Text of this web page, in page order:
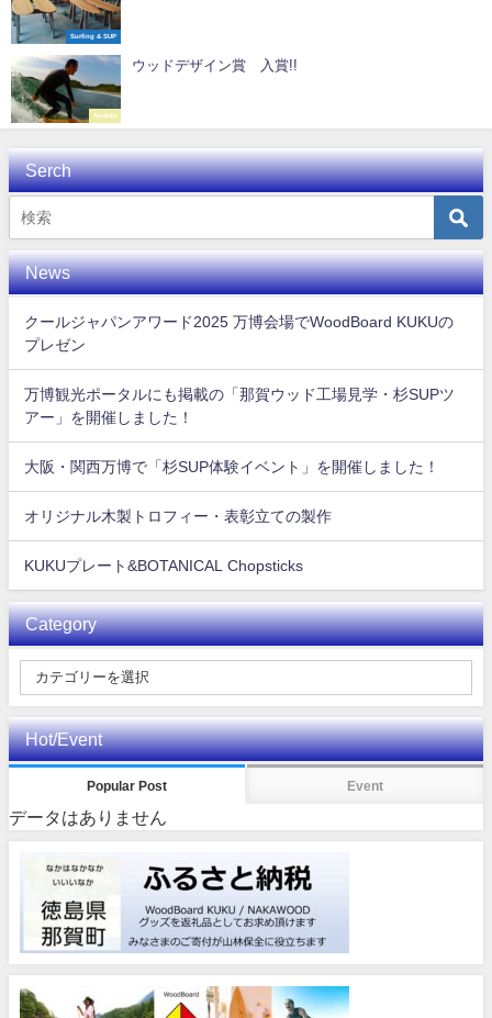
Surfing & SUP
Awards
ウッドデザイン賞 入賞!!
Serch
News
クールジャパンアワード2025 万博会場でWoodBoard KUKUの
プレゼン
万博観光ポータルにも掲載の「那賀ウッド工場見学・杉SUPツ
アー」を開催しました！
大阪・関西万博で「杉SUP体験イベント」を開催しました！
オリジナル木製トロフィー・表彰立ての製作
KUKUプレート&BOTANICAL Chopsticks
Category
Hot/Event
Popular Post Event
データはありません